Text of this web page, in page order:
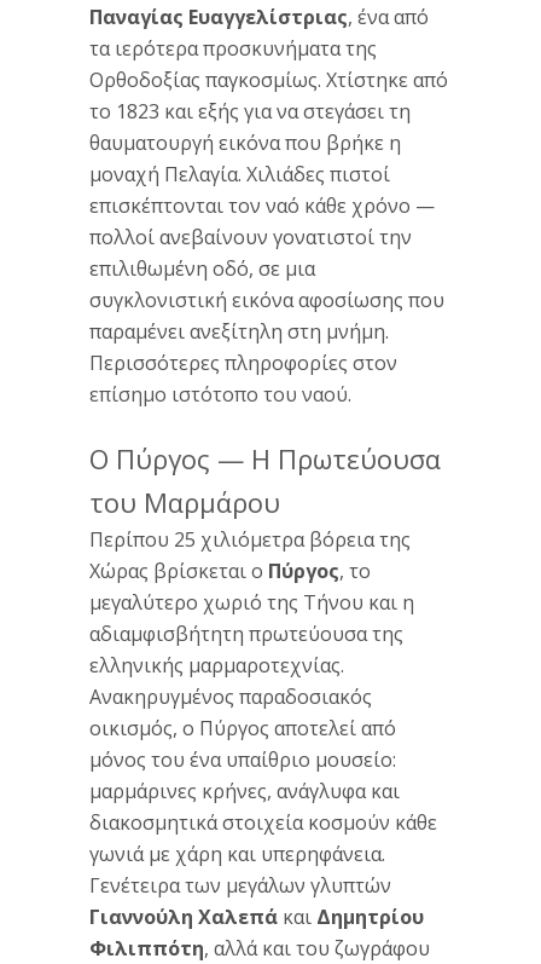
Παναγίας Ευαγγελίστριας, ένα από
τα ιερότερα προσκυνήματα της
Ορθοδοξίας παγκοσμίως. Χτίστηκε από
το 1823 και εξής για να στεγάσει τη
θαυματουργή εικόνα που βρήκε η
μοναχή Πελαγία. Χιλιάδες πιστοί
επισκέπτονται τον ναό κάθε χρόνο —
πολλοί ανεβαίνουν γονατιστοί την
επιλιθωμένη οδό, σε μια
συγκλονιστική εικόνα αφοσίωσης που
παραμένει ανεξίτηλη στη μνήμη.
Περισσότερες πληροφορίες στον
επίσημο ιστότοπο του ναού.
Ο Πύργος — Η Πρωτεύουσα
του Μαρμάρου
Περίπου 25 χιλιόμετρα βόρεια της
Χώρας βρίσκεται ο Πύργος, το
μεγαλύτερο χωριό της Τήνου και η
αδιαμφισβήτητη πρωτεύουσα της
ελληνικής μαρμαροτεχνίας.
Ανακηρυγμένος παραδοσιακός
οικισμός, ο Πύργος αποτελεί από
μόνος του ένα υπαίθριο μουσείο:
μαρμάρινες κρήνες, ανάγλυφα και
διακοσμητικά στοιχεία κοσμούν κάθε
γωνιά με χάρη και υπερηφάνεια.
Γενέτειρα των μεγάλων γλυπτών
Γιαννούλη Χαλεπά και Δημητρίου
Φιλιππότη, αλλά και του ζωγράφου